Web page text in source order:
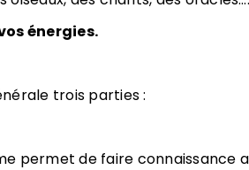
énergies.
trois parties :
permet de faire connaissance